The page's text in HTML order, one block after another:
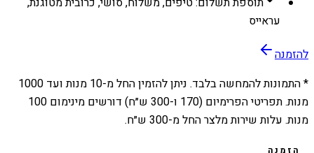
עראייס
להזמנה
* התמונות להמחשה בלבד. ניתן להזמין החל מ-10 מנות ועד 1000
מנות. תפריטי הפרימיום (170 ו-300 ש״ח) דורשים מינימום 100
מנות. עלות שירות מלצר החל מ-300 ש״ח.
הזמנה